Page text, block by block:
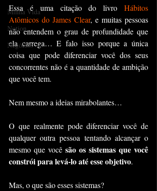
Minha Vida
Notion
Negócios
Essa é uma citação do livro Hábitos
Atômicos do James Clear, e muitas pessoas
não entendem o grau de profundidade que
ela carrega… E falo isso porque a única
coisa que pode diferenciar você dos seus
concorrentes não é a quantidade de ambição
que você tem.
Nem mesmo a ideias mirabolantes…
O que realmente pode diferenciar você de
qualquer outra pessoa tentando alcançar o
mesmo que você são os sistemas que você
constrói para levá-lo até esse objetivo.
Mas, o que são esses sistemas?